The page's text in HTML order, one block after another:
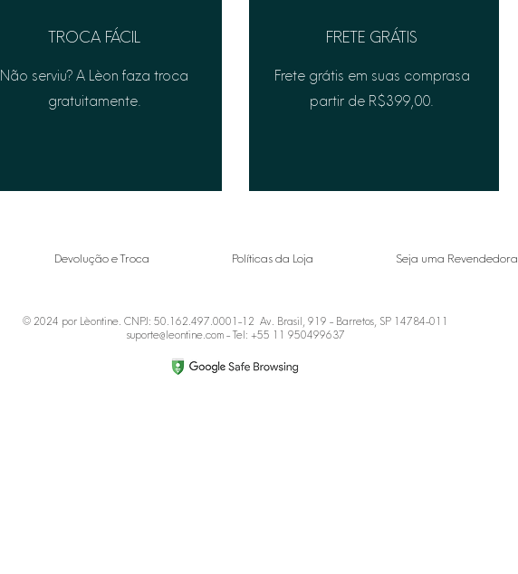
FRETE GRÁTIS
Frete grátis em suas comprasa
partir de R$399,00.
TROCA FÁCIL
Não serviu? A Lèon faza troca
gratuitamente.
Devolução e Troca Políticas da Loja Seja uma Revendedora
© 2024 por Lèontine. CNPJ: 50.162.497.0001-12 Av. Brasil, 919 - Barretos, SP 14784-011
suporte@leontine.com- Tel: +55 11 950499637